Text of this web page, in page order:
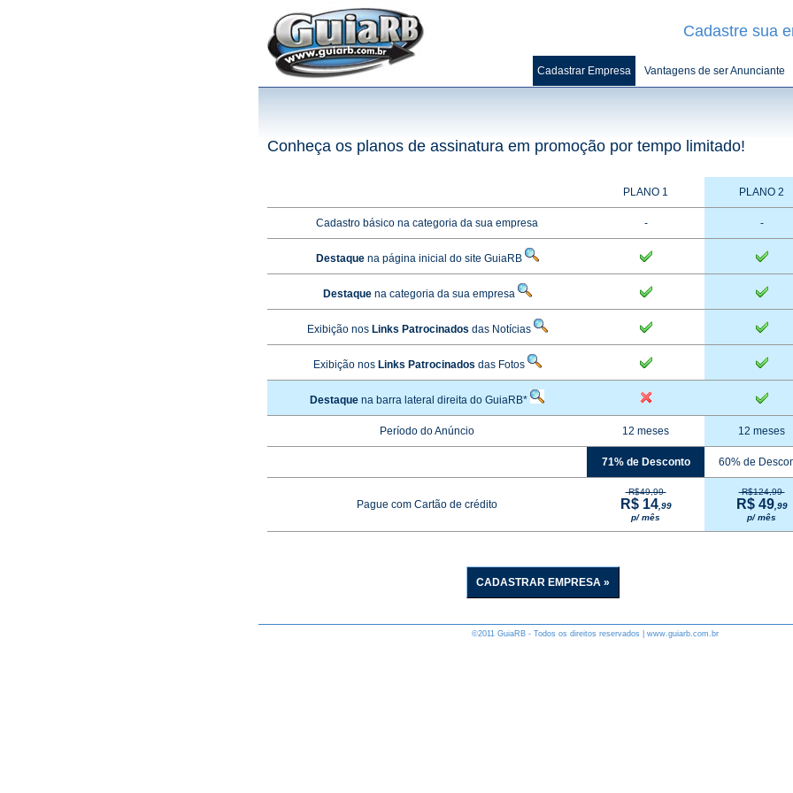
Cadastre sua
Vantagens de ser Anunciante
Cadastrar Empresa
Conheça os planos de assinatura em promoção por tempo limitado!
PLANO 1 PLANO 2
Cadastro básico na categoria da sua empresa - -
Destaquena página inicial do site GuiaRB
Destaquena categoria da sua empresa
Exibição nos Links Patrocinados das Notícias
Exibição nos Links Patrocinados das Fotos
Destaque na barra lateral direita do GuiaRB*
Período do Anúncio 12 meses 12 meses
71% de Desconto 60% de
Pague com Cartão de crédito
R$49,99
R$ 14,99
p/ mês
R$124,99
R$ 49,99
p/ mês
CADASTRAR EMPRESA »
©2011 GuiaRB - Todos os direitos reservados | www.guiarb.com.br